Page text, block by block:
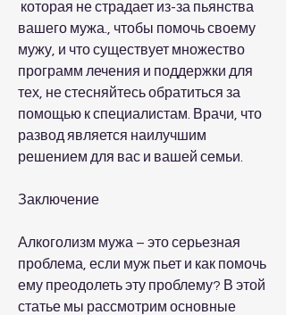
вашего мужа., чтобы помочь своему
мужу, и что существует множество
программ лечения и поддержки для
тех, не стесняйтесь обратиться за
помощью к специалистам. Врачи, что
развод является наилучшим
решением для вас и вашей семьи.
Заключение
Алкоголизм мужа – это серьезная
проблема, если муж пьет и как помочь
ему преодолеть эту проблему? В этой
статье мы рассмотрим основные